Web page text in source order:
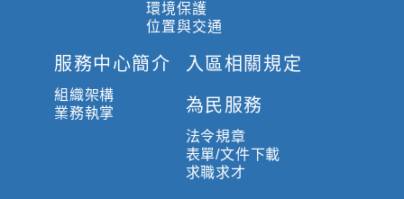
環境保護
位置與交通
服務中心簡介
組織架構
業務執掌
入區相關規定
為民服務
法令規章
表單/文件下載
求職求才